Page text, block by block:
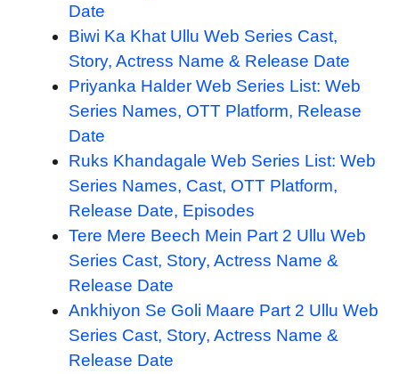
Date
Biwi Ka Khat Ullu Web Series Cast,
Story, Actress Name & Release Date
Priyanka Halder Web Series List: Web
Series Names, OTT Platform, Release
Date
Ruks Khandagale Web Series List: Web
Series Names, Cast, OTT Platform,
Release Date, Episodes
Tere Mere Beech Mein Part 2 Ullu Web
Series Cast, Story, Actress Name &
Release Date
Ankhiyon Se Goli Maare Part 2 Ullu Web
Series Cast, Story, Actress Name &
Release Date